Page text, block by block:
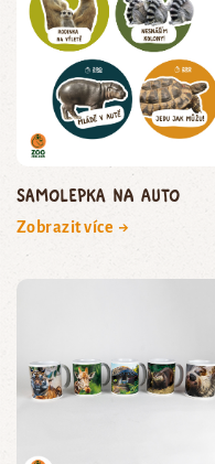
Samolepka na auto
Zobrazit více →